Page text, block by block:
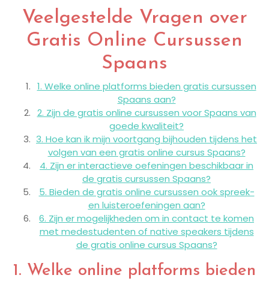
Veelgestelde Vragen over
Gratis Online Cursussen
Spaans
1. Welke online platforms bieden gratis cursussen
Spaans aan?
2. Zijn de gratis online cursussen voor Spaans van
goede kwaliteit?
3. Hoe kan ik mijn voortgang bijhouden tijdens het
volgen van een gratis online cursus Spaans?
4. Zijn er interactieve oefeningen beschikbaar in
de gratis cursussen Spaans?
5. Bieden de gratis online cursussen ook spreek-
en luisteroefeningen aan?
6. Zijn er mogelijkheden om in contact te komen
met medestudenten of native speakers tijdens
de gratis online cursus Spaans?
1. Welke online platforms bieden